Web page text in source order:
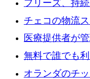
フリーズ、持
ンス全土に拡
保
チェコの物流
送量が 1 年で
医療提供者が
a16z が
無料で誰でも
Explorer のご
オランダのチ